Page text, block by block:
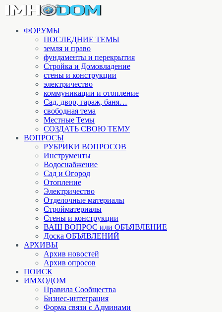
ФОРУМЫ
ПОСЛЕДНИЕ ТЕМЫ
земля и право
фундаменты и перекрытия
Стройка и Домовладение
стены и конструкции
электричество
коммуникации и отопление
Cад, двор, гараж, баня…
свободная тема
Местные Темы
СОЗДАТЬ СВОЮ ТЕМУ
ВОПРОСЫ
РУБРИКИ ВОПРОСОВ
Инструменты
Водоснабжение
Сад и Огород
Отопление
Электричество
Отделочные материалы
Стройматериалы
Стены и конструкции
ВАШ ВОПРОС или ОБЪЯВЛЕНИЕ
Доска ОБЪЯВЛЕНИЙ
АРХИВЫ
Архив новостей
Архив опросов
ПОИСК
ИМХОДОМ
Правила Сообщества
Бизнес-интеграция
Форма связи с Админами